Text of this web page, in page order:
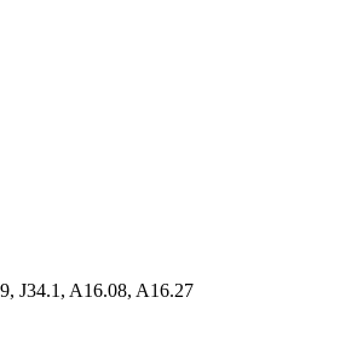
J34.1, A16.08, A16.27